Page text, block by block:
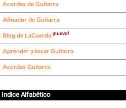
Acordes de Guitarra
Afinador de Guitarra
Blog de LaCuerda ¡nuevo!
Aprender a tocar Guitarra
Acordes Guitarra
Indice Alfabético